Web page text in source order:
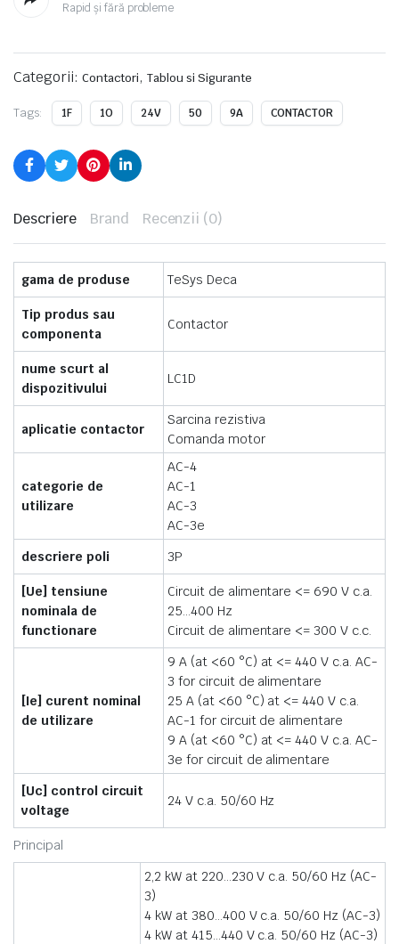
Rapid și fără probleme
Categorii: Contactori,Tablou si Sigurante
Tags: 1F 1O 24V 50 9A CONTACTOR
Descriere Brand Recenzii (0)
Principal
gama de produse TeSys Deca
Tip produs sau
componenta
Contactor
nume scurt al
dispozitivului
LC1D
aplicatie contactor
Sarcina rezistiva
Comanda motor
categorie de
utilizare
AC-4
AC-1
AC-3
AC-3e
descriere poli
3P
[Ue] tensiune
nominala de
functionare
Circuit de alimentare <= 690 V c.a.
25…400 Hz
Circuit de alimentare <= 300 V c.c.
[Ie] curent nominal
de utilizare
9 A (at <60 °C) at <= 440 V c.a. AC-
3 for circuit de alimentare
25 A (at <60 °C) at <= 440 V c.a.
AC-1 for circuit de alimentare
9 A (at <60 °C) at <= 440 V c.a. AC-
3e for circuit de alimentare
[Uc] control circuit
voltage
24 V c.a. 50/60 Hz
2,2 kW at 220…230 V c.a. 50/60 Hz (AC-
3)
4 kW at 380…400 V c.a. 50/60 Hz (AC-3)
4 kW at 415…440 V c.a. 50/60 Hz (AC-3)